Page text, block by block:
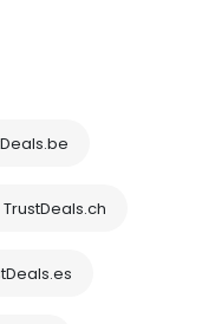
TrustDeals.ch